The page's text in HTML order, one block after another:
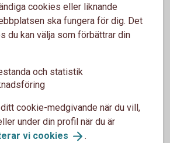
enklaste hälsoprövningssättet, det
anställda eller i speciella
räcker det normalt med att
fullt arbetsför för de anställda.
då gälla från och med dagen
cookies eller liknande
ska fungera för dig. Det
du kan välja som förbättrar din
och statistik
cookie-medgivande när du vill,
under din profil när du är
vi cookies .